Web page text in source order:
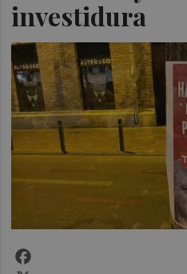
investidura